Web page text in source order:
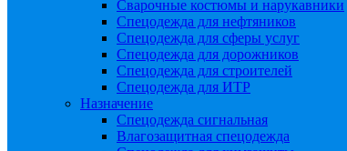
Сварочные костюмы и нарукавники
Спецодежда для нефтяников
Спецодежда для сферы услуг
Спецодежда для дорожников
Спецодежда для строителей
Спецодежда для ИТР
Назначение
Спецодежда сигнальная
Влагозащитная спецодежда